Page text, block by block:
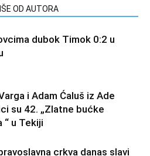
OD AUTORA
dubok Timok 0:2 u
i Adam Ćaluš iz Ade
su 42. „Zlatne bućke
“ u Tekiji
crkva danas slavi